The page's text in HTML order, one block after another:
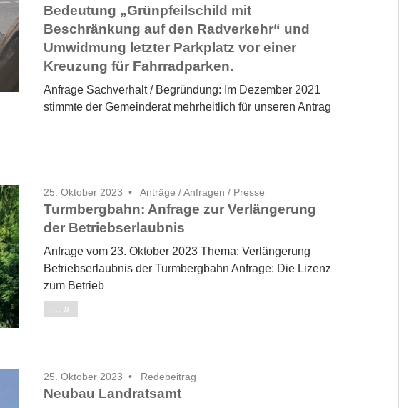
Bedeutung „Grünpfeilschild mit
Beschränkung auf den Radverkehr“ und
Umwidmung letzter Parkplatz vor einer
Kreuzung für Fahrradparken.
Anfrage Sachverhalt / Begründung: Im Dezember 2021
stimmte der Gemeinderat mehrheitlich für unseren Antrag
25. Oktober 2023 Anträge / Anfragen / Presse
Turmbergbahn: Anfrage zur Verlängerung
der Betriebserlaubnis
Anfrage vom 23. Oktober 2023 Thema: Verlängerung
Betriebserlaubnis der Turmbergbahn Anfrage: Die Lizenz
zum Betrieb
...
25. Oktober 2023 Redebeitrag
Neubau Landratsamt